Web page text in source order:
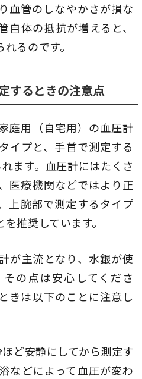
血管のしなやかさが損な
自体の抵抗が増えると、
るのです。
するときの注意点
庭用（自宅用）の血圧計
イプと、手首で測定する
ます。血圧計にはたくさ
医療機関などではより正
上腕部で測定するタイプ
推奨しています。
が主流となり、水銀が使
の点は安心してくださ
きは以下のことに注意し
ど安静にしてから測定す
などによって血圧が変わ